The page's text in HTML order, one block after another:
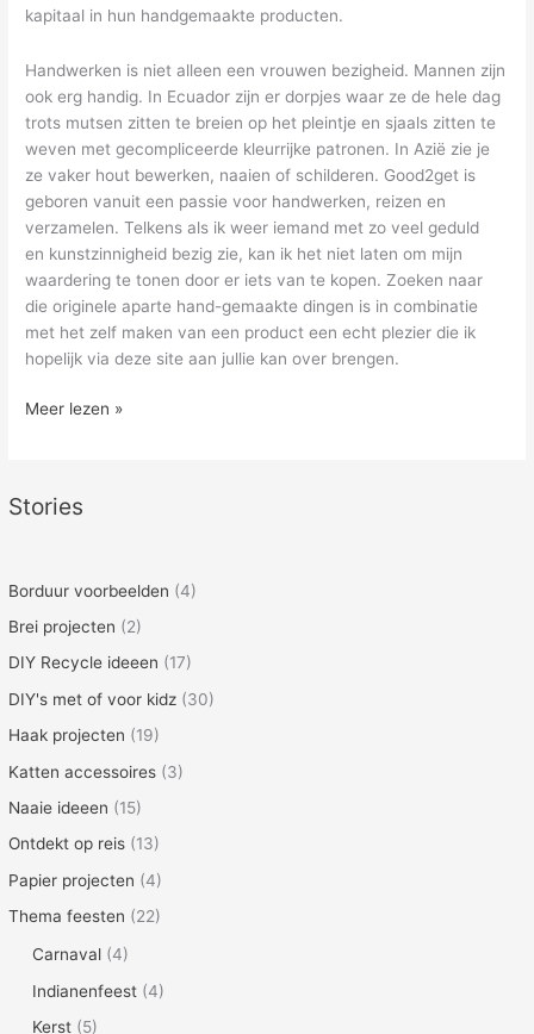
Stories
Borduur voorbeelden (4)
Brei projecten (2)
DIY Recycle ideeen (17)
DIY's met of voor kidz (30)
Haak projecten (19)
Katten accessoires (3)
Naaie ideeen (15)
Ontdekt op reis (13)
Papier projecten (4)
Thema feesten (22)
Carnaval (4)
Indianenfeest (4)
Kerst (5)
kapitaal in hun handgemaakte producten.
Handwerken is niet alleen een vrouwen bezigheid. Mannen zijn
ook erg handig. In Ecuador zijn er dorpjes waar ze de hele dag
trots mutsen zitten te breien op het pleintje en sjaals zitten te
weven met gecompliceerde kleurrijke patronen. In Azië zie je
ze vaker hout bewerken, naaien of schilderen. Good2get is
geboren vanuit een passie voor handwerken, reizen en
verzamelen. Telkens als ik weer iemand met zo veel geduld
en kunstzinnigheid bezig zie, kan ik het niet laten om mijn
waardering te tonen door er iets van te kopen. Zoeken naar
die originele aparte hand-gemaakte dingen is in combinatie
met het zelf maken van een product een echt plezier die ik
hopelijk via deze site aan jullie kan over brengen.
Verre
inspiratie
Meer lezen »